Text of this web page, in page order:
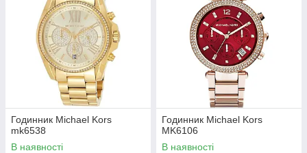
Годинник Michael Kors
mk6538
В наявності
Годинник Michael Kors
MK6106
В наявності